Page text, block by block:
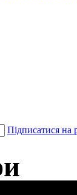
Підписатися на